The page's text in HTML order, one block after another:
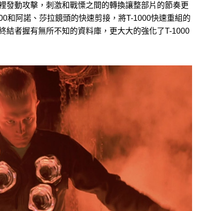
發動攻擊，刺激和戰慄之間的轉換讓整部片的節奏更
和阿諾、莎拉鏡頭的快速剪接，將T-1000快速重組的
結者握有無所不知的資料庫，更大大的強化了T-1000